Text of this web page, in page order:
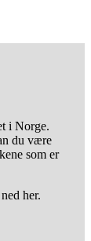
i Norge.
du være
som er
her.